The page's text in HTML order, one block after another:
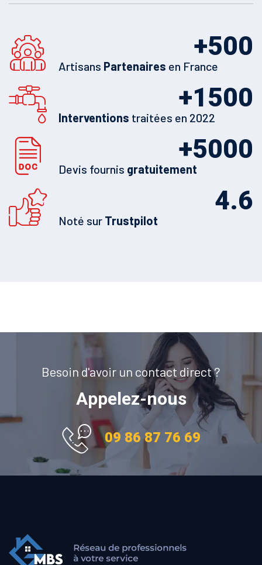
500
+
Artisans Partenaires en France
1500
+
Interventions traitées en 2022
5000
+
Devis fournis gratuitement
4.6
Noté sur Trustpilot
Besoin d'avoir un contact direct ?
Appelez-nous
09 86 87 76 69